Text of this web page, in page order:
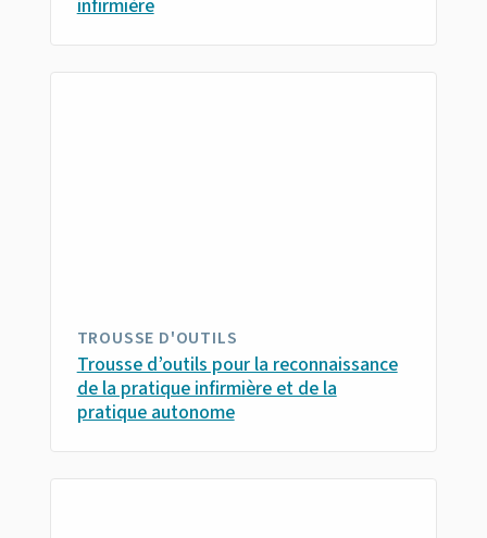
infirmière
TROUSSE D'OUTILS
Trousse d’outils pour la reconnaissance
de la pratique infirmière et de la
pratique autonome